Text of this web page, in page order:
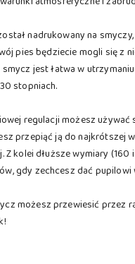
nadrukowany na
pies będziecie mogli się z
jest łatwa w
stopniach.
regulacji możesz używać
przepiąć ją do najkrótszej
Z kolei dłuższe wymiary (160
gdy zechcesz dać pupilowi
możesz przewiesić przez